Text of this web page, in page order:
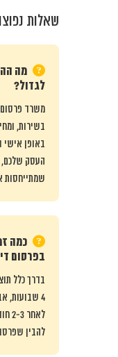
שאלות
מה
לגדול?
משרד פרסום
בשירות,
באופן אישי
העסק שלכם,
שמתייחסות
כמה
בפרסום
4 שבועות,
להבין